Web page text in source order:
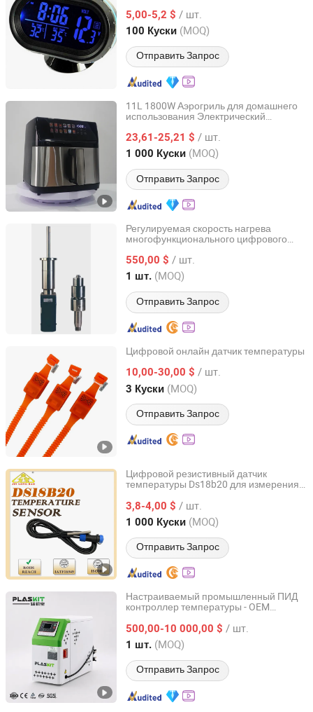
автомобиля DC12V 24V Синий
светодиодный автомобильный
5,00-5,2 $ / шт.
100 Куски (MOQ)
Отправить Запрос
Zhejiang, China с 2026
11L 1800W Аэрогриль для домашнего
использования Электрический
управлением температурой и
предустановленными программами
23,61-25,21 $ / шт.
1 000 Куски (MOQ)
Отправить Запрос
Eunics Technology Co., Ltd.
Liaoning, China с 2022
Регулируемая скорость нагрева
многофункционального цифрового
чувствительных реакций
550,00 $ / шт.
1 шт. (MOQ)
Отправить Запрос
Wenling Jinyiyang Machinery Co., Ltd
Zhejiang, China с 2026
Цифровой онлайн датчик температуры
10,00-30,00 $ / шт.
3 Куски (MOQ)
Отправить Запрос
ZHUHAI STROM ELECTRIC CO., LTD.
Guangdong, China с 2026
Цифровой резистивный датчик
температуры Ds18b20 для измерения
3,8-4,00 $ / шт.
1 000 Куски (MOQ)
Отправить Запрос
Zhaoqing Jinlongbao Electronic Co., Ltd.
Guangdong, China с 2022
Настраиваемый промышленный ПИД
контроллер температуры - OEM
CE для многофункционального
использования
500,00-10 000,00 $ / шт.
1 шт. (MOQ)
Отправить Запрос
Plaskit Equipment (Suzhou) Co., Ltd
Jiangsu, China с 2026